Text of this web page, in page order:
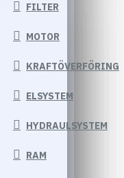
FILTER
MOTOR
KRAFTÖVERFÖRING
ELSYSTEM
HYDRAULSYSTEM
RAM